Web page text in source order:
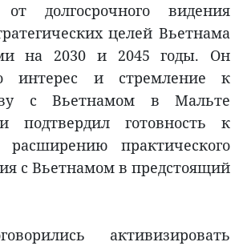
от долгосрочного видения
целей Вьетнама
на 2030 и 2045 годы. Он
интерес и стремление к
с Вьетнамом в Мальте
подтвердил готовность к
расширению практического
с Вьетнамом в предстоящий
активизировать